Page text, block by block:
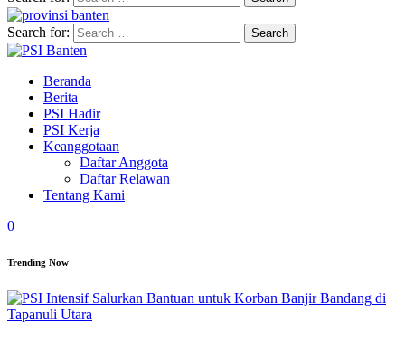
Search for:
Beranda
Berita
PSI Hadir
PSI Kerja
Keanggotaan
Daftar Anggota
Daftar Relawan
Tentang Kami
0
Trending Now